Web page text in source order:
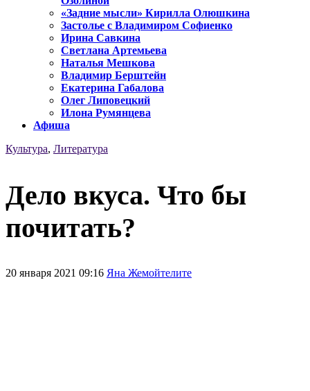
«Задние мысли» Кирилла Олюшкина
Застолье с Владимиром Софиенко
Ирина Савкина
Светлана Артемьева
Наталья Мешкова
Владимир Берштейн
Екатерина Габалова
Олег Липовецкий
Илона Румянцева
Афиша
Культура, Литература
Дело вкуса. Что бы
почитать?
20 января 2021 09:16 Яна Жемойтелите